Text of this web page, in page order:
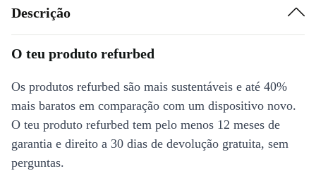
Descrição
O teu produto refurbed
Os produtos refurbed são mais sustentáveis e até 40%
mais baratos em comparação com um dispositivo novo.
O teu produto refurbed tem pelo menos 12 meses de
garantia e direito a 30 dias de devolução gratuita, sem
perguntas.